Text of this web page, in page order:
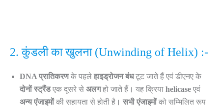
2. कुंडली का खुलना (Unwinding of Helix) :-
DNA प्रातिकरणके पहले हाइड्रोजन बंधटूट जाते हैं एवं डीएनए के
दोनों स्ट्रैंडएक दूसरे से अलगहो जाते हैं। यह क्रिया helicase एवं
अन्य एंजाइमोंकी सहायता से होती है। सभी एंजाइमोंको सम्मिलित रूप